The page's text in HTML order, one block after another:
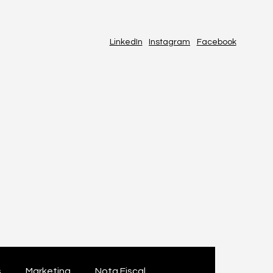
LinkedIn Instagram Facebook